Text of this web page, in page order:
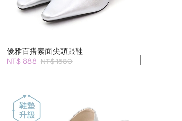
優雅百搭素面尖頭跟鞋
NT$ 888 NT$ 1580